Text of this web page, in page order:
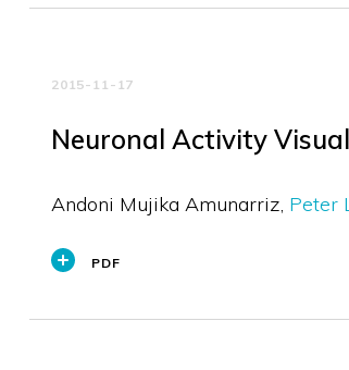
2015-11-17
Neuronal Activity
Andoni Mujika Amunarriz Peter
PDF